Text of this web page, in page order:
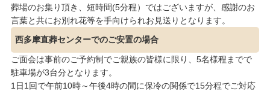
葬場のお集り頂き、短時間(5分程）ではございますが、感謝のお
言葉と共にお別れ花等を手向けられお見送りとなります。
西多摩直葬センターでのご安置の場合
ご面会は事前のご予約制でご親族の皆様に限り、5名様程までで
駐車場が3台分となります。
1日1回で午前10時～午後4時の間に保冷の関係で15分程でご対応